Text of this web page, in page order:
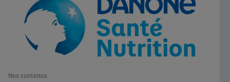
Nos contenus